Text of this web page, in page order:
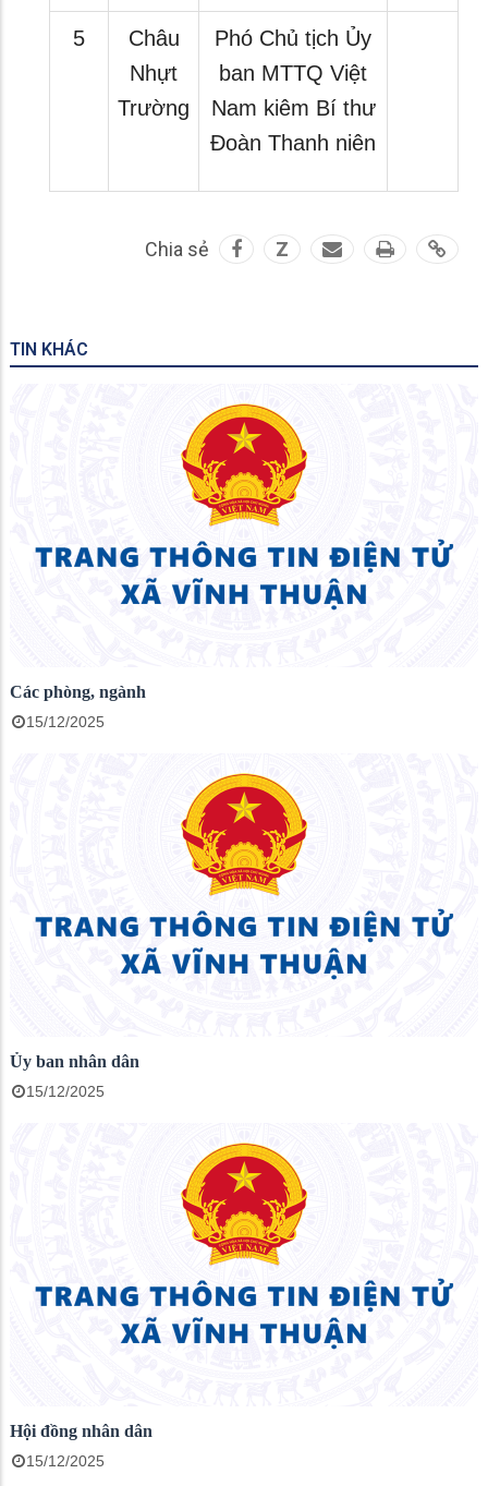
5
Châu
Nhựt
Trường
Phó Chủ tịch Ủy
ban MTTQ Việt
Nam kiêm Bí thư
Đoàn Thanh niên
Chia sẻ Z
TIN KHÁC
Các phòng, ngành
15/12/2025
Ủy ban nhân dân
15/12/2025
Hội đồng nhân dân
15/12/2025